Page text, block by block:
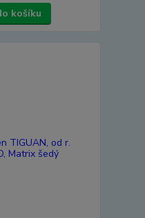
košíku